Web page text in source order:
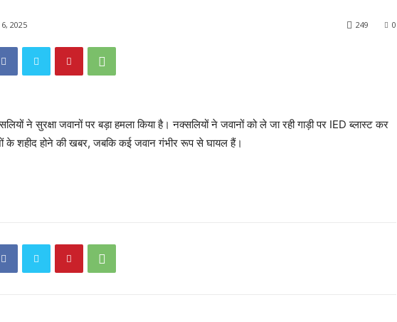
2025 0
249
ने सुरक्षा जवानों पर बड़ा हमला किया है। नक्सलियों ने जवानों को ले जा रही गाड़ी पर IED ब्लास्ट कर
के शहीद होने की खबर, जबकि कई जवान गंभीर रूप से घायल हैं।